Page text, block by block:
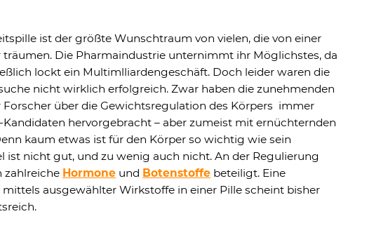
ist der größte Wunschtraum von vielen, die von einer
träumen. Die Pharmaindustrie unternimmt ihr Möglichstes, da
lockt ein Multimlliardengeschäft. Doch leider waren die
nicht wirklich erfolgreich. Zwar haben die zunehmenden
Forscher über die Gewichtsregulation des Körpers immer
hervorgebracht – aber zumeist mit ernüchternden
kaum etwas ist für den Körper so wichtig wie sein
ist nicht gut, und zu wenig auch nicht. An der Regulierung
zahlreiche Hormone und Botenstoffe beteiligt. Eine
mittels ausgewählter Wirkstoffe in einer Pille scheint bisher